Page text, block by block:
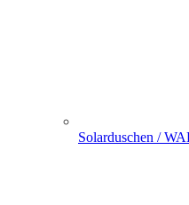
Solarduschen /